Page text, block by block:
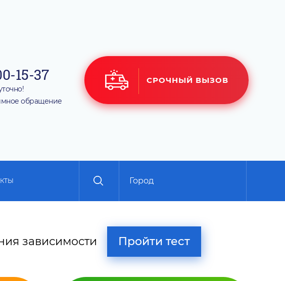
15-37
обращение
СРОЧНЫЙ ВЫЗОВ
Город
зависимости Пройти тест